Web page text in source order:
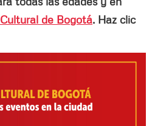
de Bogotá. Haz clic